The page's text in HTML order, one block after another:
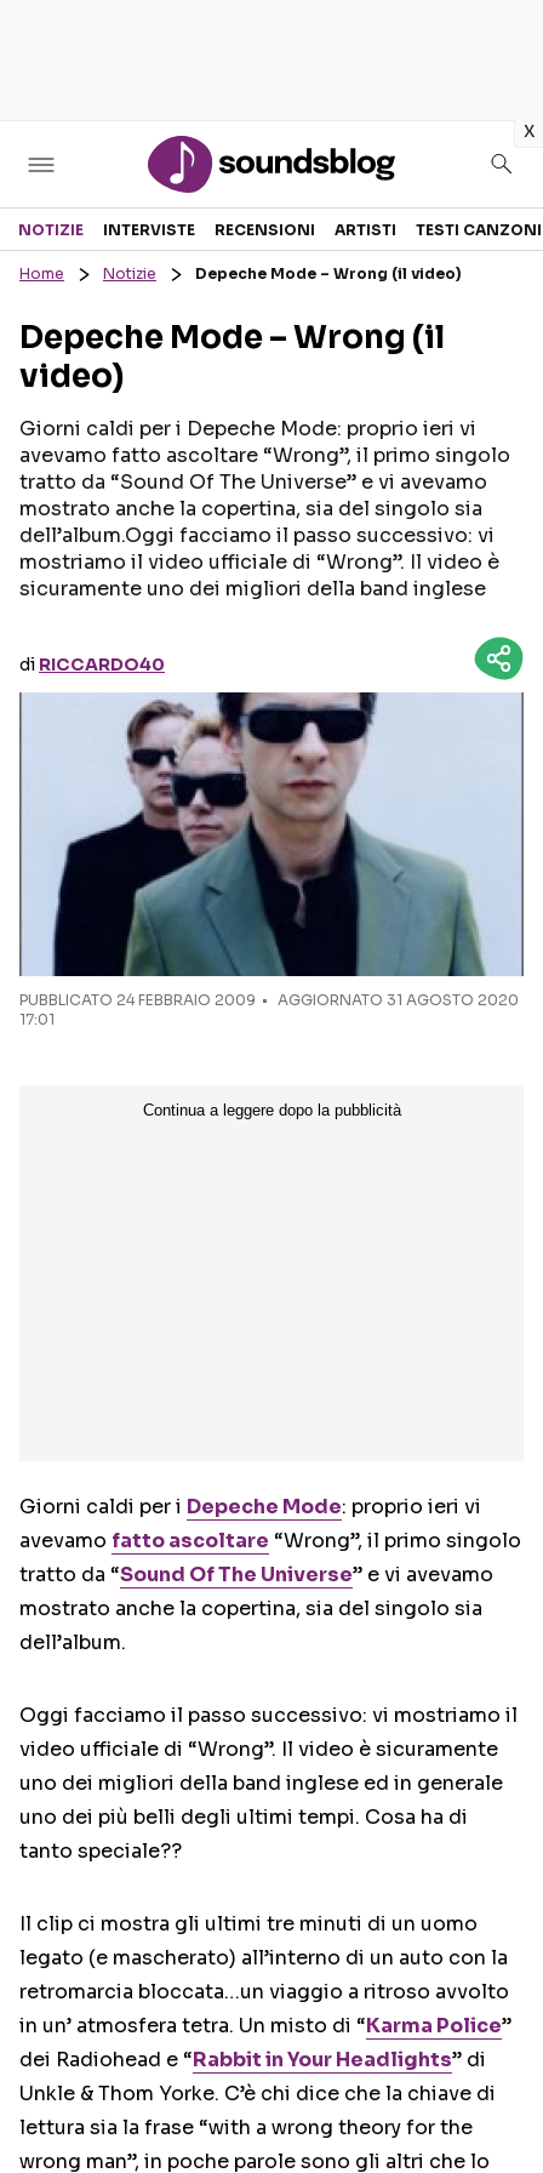
x
Sezioni
RECENSIONI MUSICALI
INTERVISTE
GOSSIP E CURIOSITÀ
TESTI CANZONI
TALENT SHOW
Seguici sui social
NOTIZIE INTERVISTE RECENSIONI ARTISTI TESTI CANZONI
Home Notizie Depeche Mode – Wrong (il video)
Depeche Mode – Wrong (il
video)
Giorni caldi per i Depeche Mode: proprio ieri vi
avevamo fatto ascoltare “Wrong”, il primo singolo
tratto da “Sound Of The Universe” e vi avevamo
mostrato anche la copertina, sia del singolo sia
dell’album.Oggi facciamo il passo successivo: vi
mostriamo il video ufficiale di “Wrong”. Il video è
sicuramente uno dei migliori della band inglese
di RICCARDO40
PUBBLICATO 24 FEBBRAIO 2009
AGGIORNATO 31 AGOSTO 2020
17:01
Giorni caldi per i Depeche Mode: proprio ieri vi
avevamo fatto ascoltare “Wrong”, il primo singolo
tratto da “Sound Of The Universe” e vi avevamo
mostrato anche la copertina, sia del singolo sia
dell’album.
Oggi facciamo il passo successivo: vi mostriamo il
video ufficiale di “Wrong”. Il video è sicuramente
uno dei migliori della band inglese ed in generale
uno dei più belli degli ultimi tempi. Cosa ha di
tanto speciale??
Il clip ci mostra gli ultimi tre minuti di un uomo
legato (e mascherato) all’interno di un auto con la
retromarcia bloccata…un viaggio a ritroso avvolto
in un’ atmosfera tetra. Un misto di “Karma Police”
dei Radiohead e “Rabbit in Your Headlights” di
Unkle & Thom Yorke. C’è chi dice che la chiave di
lettura sia la frase “with a wrong theory for the
wrong man”, in poche parole sono gli altri che lo